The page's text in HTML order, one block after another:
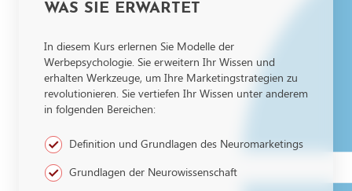
WAS SIE ERWARTET
In diesem Kurs erlernen Sie Modelle der
Werbepsychologie. Sie erweitern Ihr Wissen und
erhalten Werkzeuge, um Ihre Marketingstrategien zu
revolutionieren. Sie vertiefen Ihr Wissen unter anderem
in folgenden Bereichen:
Definition und Grundlagen des Neuromarketings
Grundlagen der Neurowissenschaft